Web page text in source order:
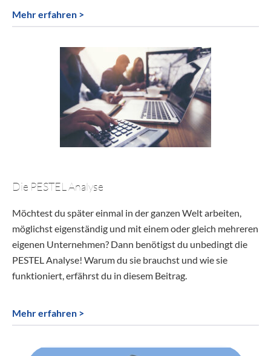
Mehr erfahren >
Die PESTEL Analyse
Möchtest du später einmal in der ganzen Welt arbeiten,
möglichst eigenständig und mit einem oder gleich mehreren
eigenen Unternehmen? Dann benötigst du unbedingt die
PESTEL Analyse! Warum du sie brauchst und wie sie
funktioniert, erfährst du in diesem Beitrag.
Mehr erfahren >